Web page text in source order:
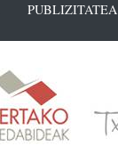
PUBLIZITATEA